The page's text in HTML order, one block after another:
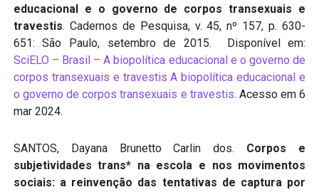
educacional e o governo de corpos transexuais e
travestis. Cadernos de Pesquisa, v. 45, nº 157, p. 630-
651: São Paulo, setembro de 2015. Disponível em:
SciELO – Brasil – A biopolítica educacional e o governo de
corpos transexuais e travestis A biopolítica educacional e
o governo de corpos transexuais e travestis. Acesso em 6
mar 2024.
SANTOS, Dayana Brunetto Carlin dos. Corpos e
subjetividades trans* na escola e nos movimentos
sociais: a reinvenção das tentativas de captura por